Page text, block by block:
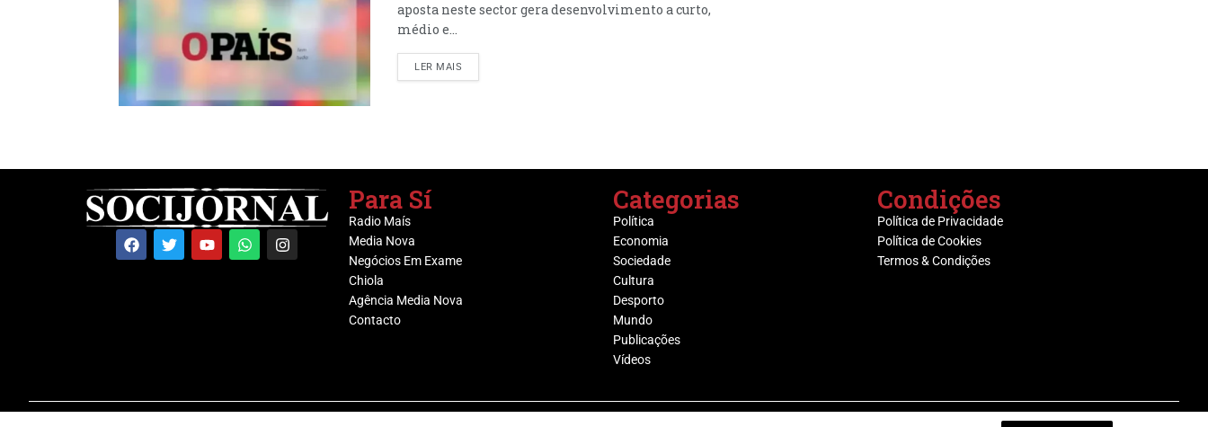
aposta neste sector gera desenvolvimento a curto,
médio e...
LER MAIS
Para Sí
Radio Maís
Media Nova
Negócios Em Exame
Chiola
Agência Media Nova
Contacto
Categorias
Política
Economia
Sociedade
Cultura
Desporto
Mundo
Publicações
Vídeos
Condições
Política de Privacidade
Política de Cookies
Termos & Condições